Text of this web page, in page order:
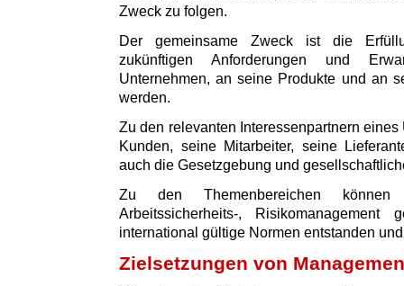
Zweck zu folgen.
Der gemeinsame Zweck ist die
zukünftigen Anforderungen und
Unternehmen, an seine Produkte und an
werden.
Zu den relevanten Interessenpartnern
Kunden, seine Mitarbeiter, seine
auch die Gesetzgebung und
Zu den Themenbereichen
Arbeitssicherheits-,
international gültige Normen entstanden
Zielsetzungen von